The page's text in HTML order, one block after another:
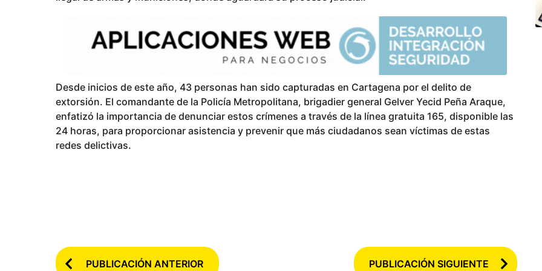
Desde inicios de este año, 43 personas han sido capturadas en Cartagena por el delito de
extorsión. El comandante de la Policía Metropolitana, brigadier general Gelver Yecid Peña Araque,
enfatizó la importancia de denunciar estos crímenes a través de la línea gratuita 165, disponible las
24 horas, para proporcionar asistencia y prevenir que más ciudadanos sean víctimas de estas
redes delictivas.
P
PUBLICACIÓN ANTERIOR PUBLICACIÓN SIGUIENTE